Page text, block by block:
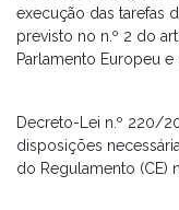
execução das tarefas
previsto no n.º 2 do
Parlamento Europeu
Decreto-Lei n.º 220/
disposições
do Regulamento (CE)